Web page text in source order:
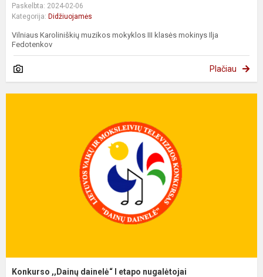
Paskelbta: 2024-02-06
Kategorija: Didžiuojamės
Vilniaus Karoliniškių muzikos mokyklos III klasės mokinys Ilja
Fedotenkov
Plačiau
Konkurso ,,Dainų dainelė“ I etapo nugalėtojai